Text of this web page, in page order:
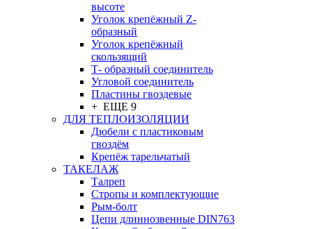
высоте
Уголок крепёжный Z-
образный
Уголок крепёжный
скользящий
Т- образный соединитель
Угловой соединитель
Пластины гвоздевые
+ ЕЩЕ 9
ДЛЯ ТЕПЛОИЗОЛЯЦИИ
Дюбели с пластиковым
гвоздём
Крепёж тарельчатый
ТАКЕЛАЖ
Талреп
Стропы и комплектующие
Рым-болт
Цепи длиннозвенные DIN763